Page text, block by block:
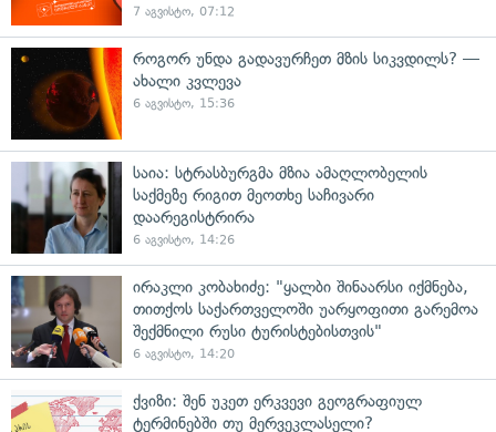
7 აგვისტო, 07:12
როგორ უნდა გადავურჩეთ მზის სიკვდილს? —
ახალი კვლევა
6 აგვისტო, 15:36
საია: სტრასბურგმა მზია ამაღლობელის
საქმეზე რიგით მეოთხე საჩივარი
დაარეგისტრირა
6 აგვისტო, 14:26
ირაკლი კობახიძე: "ყალბი შინაარსი იქმნება,
თითქოს საქართველოში უარყოფითი გარემოა
შექმნილი რუსი ტურისტებისთვის"
6 აგვისტო, 14:20
ქვიზი: შენ უკეთ ერკვევი გეოგრაფიულ
ტერმინებში თუ მერვეკლასელი?